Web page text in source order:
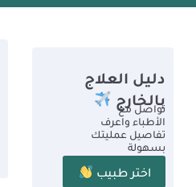
دليل العلاج
بالخارج
تواصل مع
الأطباء واعرف
تفاصيل عمليتك
بسهولة
اختر طبيب